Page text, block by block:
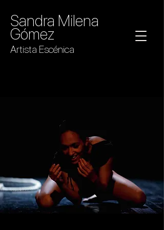
Sandra Milena
Gómez
Artista Escénica